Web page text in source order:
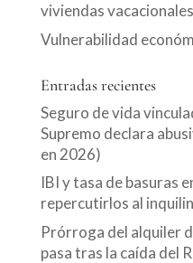
viviendas vacacionales
Vulnerabilidad
Entradas recientes
Seguro de vida
Supremo declara
en 2026)
IBI y tasa de basuras
repercutirlos al
Prórroga del alquiler
pasa tras la caída del